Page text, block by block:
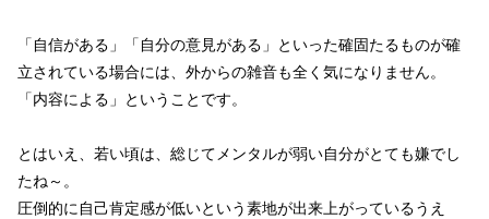
「自信がある」「自分の意見がある」といった確固たるものが確
立されている場合には、外からの雑音も全く気になりません。
「内容による」ということです。
とはいえ、若い頃は、総じてメンタルが弱い自分がとても嫌でし
たね～。
圧倒的に自己肯定感が低いという素地が出来上がっているうえ